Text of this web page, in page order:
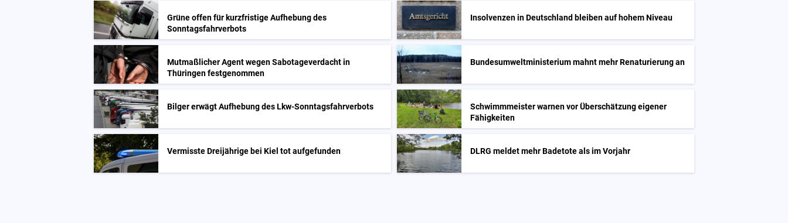
Grüne offen für kurzfristige Aufhebung des
Sonntagsfahrverbots
Insolvenzen in Deutschland bleiben auf hohem Niveau
Mutmaßlicher Agent wegen Sabotageverdacht in
Thüringen festgenommen
Bundesumweltministerium mahnt mehr Renaturierung an
Bilger erwägt Aufhebung des Lkw-Sonntagsfahrverbots
Schwimmmeister warnen vor Überschätzung eigener
Fähigkeiten
Vermisste Dreijährige bei Kiel tot aufgefunden DLRG meldet mehr Badetote als im Vorjahr